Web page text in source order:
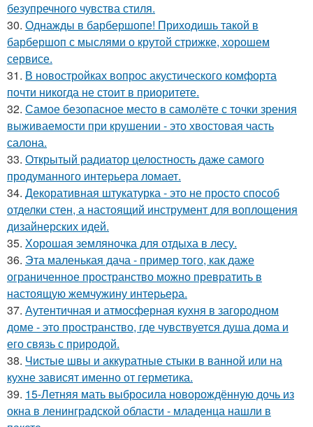
безупречного чувства стиля.
30. Однажды в барбершопе! Приходишь такой в
барбершоп с мыслями о крутой стрижке, хорошем
сервисе.
31. В новостройках вопрос акустического комфорта
почти никогда не стоит в приоритете.
32. Самое безопасное место в самолёте с точки зрения
выживаемости при крушении - это хвостовая часть
салона.
33. Открытый радиатор целостность даже самого
продуманного интерьера ломает.
34. Декоративная штукатурка - это не просто способ
отделки стен, а настоящий инструмент для воплощения
дизайнерских идей.
35. Хорошая земляночка для отдыха в лесу.
36. Эта маленькая дача - пример того, как даже
ограниченное пространство можно превратить в
настоящую жемчужину интерьера.
37. Аутентичная и атмосферная кухня в загородном
доме - это пространство, где чувствуется душа дома и
его связь с природой.
38. Чистые швы и аккуратные стыки в ванной или на
кухне зависят именно от герметика.
39. 15-Летняя мать выбросила новорождённую дочь из
окна в ленинградской области - младенца нашли в